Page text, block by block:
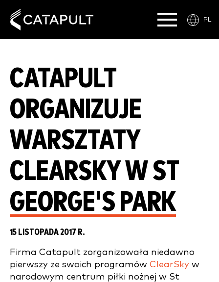
PL
CATAPULT
ORGANIZUJE
WARSZTATY
CLEARSKY W ST
GEORGE'S PARK
15 LISTOPADA 2017 R.
Firma Catapult zorganizowała niedawno
pierwszy ze swoich programów ClearSky w
narodowym centrum piłki nożnej w St